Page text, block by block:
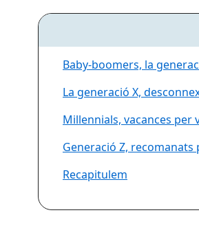
Baby-boomers, la
La generació X,
Millennials, vacances per
Generació Z,
Recapitulem